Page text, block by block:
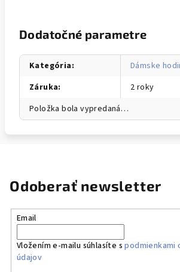
Dodatočné parametre
Kategória:
Dámske
Záruka:
2 roky
Položka bola vypredaná…
Odoberať newsletter
Email
Vložením e-mailu súhlasíte spodmienkami
údajov